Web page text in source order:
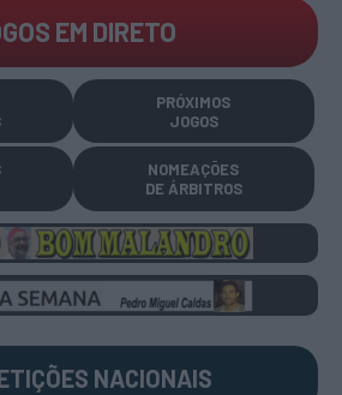
EM DIRETO
PRÓXIMOS
JOGOS
NOMEAÇÕES
DE ÁRBITROS
NACIONAIS